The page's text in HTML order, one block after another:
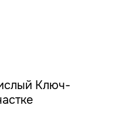
Ключ-